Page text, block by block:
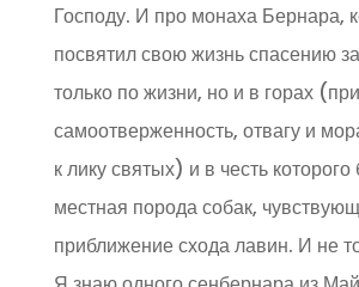
Господу. И про монаха Бернара,
посвятил свою жизнь спасению
только по жизни, но и в горах
самоотверженность, отвагу и
к лику святых) и в честь
местная порода собак,
приближение схода лавин. И не